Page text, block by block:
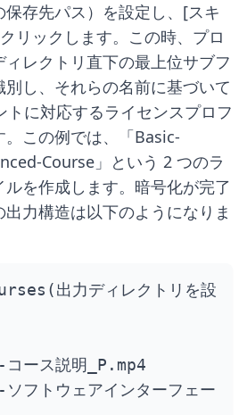
保存先パス）を設定し、[スキ
リックします。この時、プロ
レクトリ直下の最上位サブフ
別し、それらの名前に基づいて
トに対応するライセンスプロフ
。この例では、「Basic-
Course」という 2 つのラ
を作成します。暗号化が完了
力構造は以下のようになりま
出力ディレクトリを設